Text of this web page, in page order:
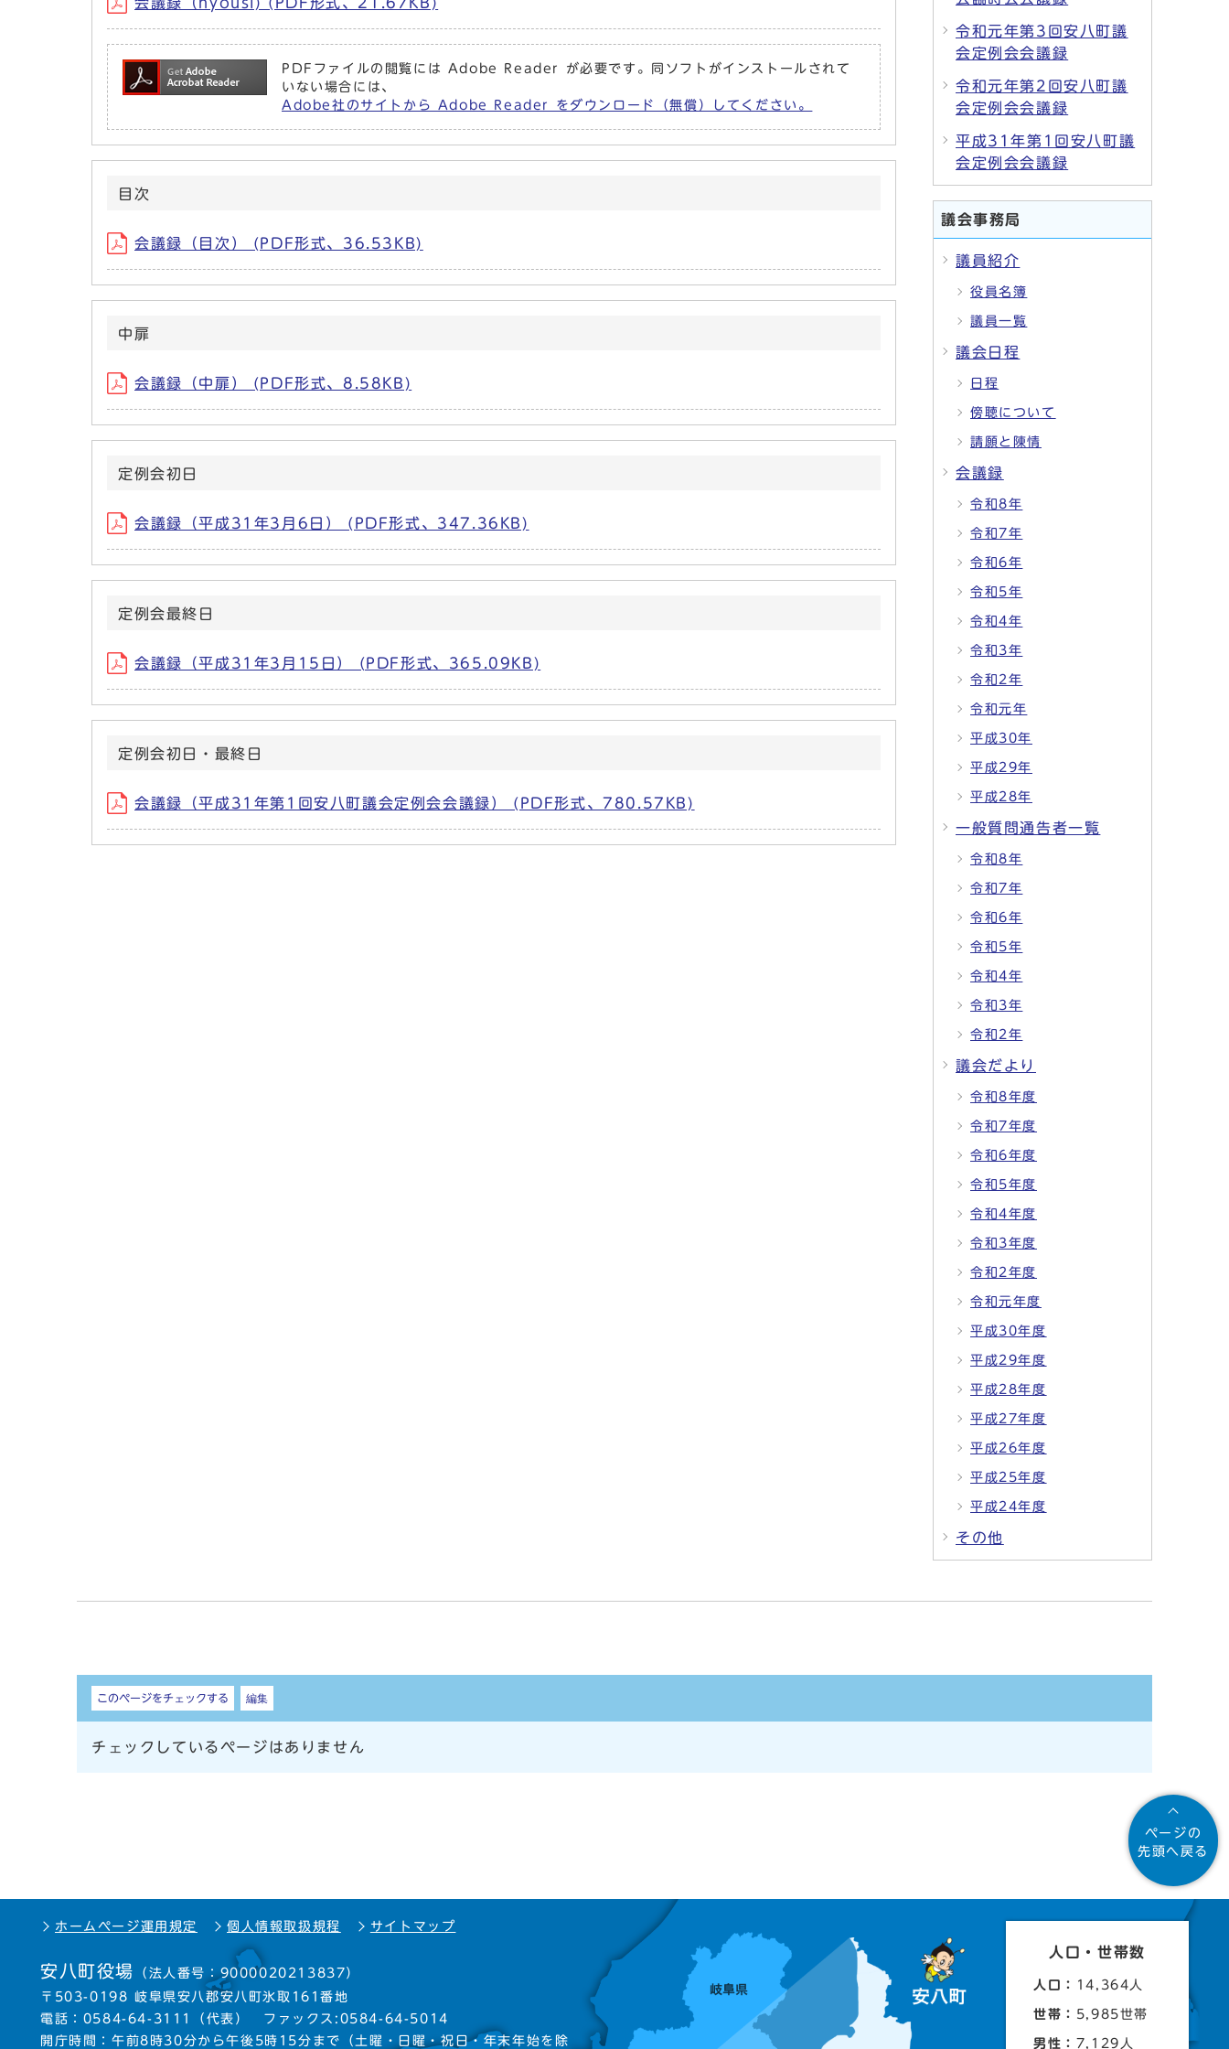
PDFファイルの閲覧には Adobe Reader が必要です。同ソフトがインストールされて
いない場合には、
Adobe社のサイトから Adobe Reader をダウンロード（無償）してください。
目次
会議録（目次） (PDF形式、36.53KB)
中扉
会議録（中扉） (PDF形式、8.58KB)
定例会初日
会議録（平成31年3月6日） (PDF形式、347.36KB)
定例会最終日
会議録（平成31年3月15日） (PDF形式、365.09KB)
定例会初日・最終日
会議録（平成31年第1回安八町議会定例会会議録） (PDF形式、780.57KB)
令和元年第3回安八町議
会定例会会議録
令和元年第2回安八町議
会定例会会議録
平成31年第1回安八町議
会定例会会議録
議会事務局
議員紹介
役員名簿
議員一覧
議会日程
日程
傍聴について
請願と陳情
会議録
令和8年
令和7年
令和6年
令和5年
令和4年
令和3年
令和2年
令和元年
平成30年
平成29年
平成28年
一般質問通告者一覧
令和8年
令和7年
令和6年
令和5年
令和4年
令和3年
令和2年
議会だより
令和8年度
令和7年度
令和6年度
令和5年度
令和4年度
令和3年度
令和2年度
令和元年度
平成30年度
平成29年度
平成28年度
平成27年度
平成26年度
平成25年度
平成24年度
その他
しおり
このページをチェックする 編集
チェックしているページはありません
ページの
先頭へ戻る
ホームページ運用規定 個人情報取扱規程 サイトマップ
安八町役場 （法人番号：9000020213837）
〒503-0198 岐阜県安八郡安八町氷取161番地
電話： 0584-64-3111 （代表） ファックス:0584-64-5014
開庁時間：午前8時30分から午後5時15分まで
（土曜・日曜・祝日・年末年始を除
人口・世帯数
人口： 14,364人
世帯： 5,985世帯
男性： 7,129人